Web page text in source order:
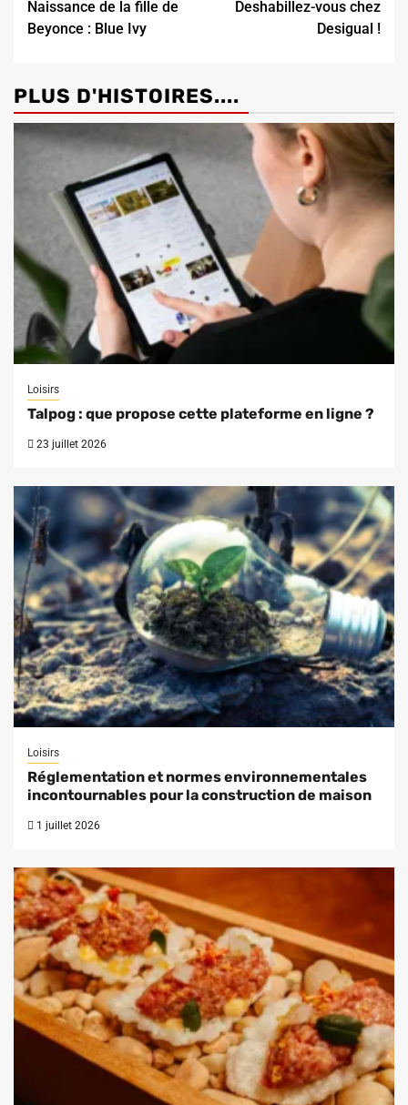
Reading
Naissance de la fille de
Beyonce : Blue Ivy
Deshabillez-vous chez
Desigual !
PLUS D'HISTOIRES....
Loisirs
Talpog : que propose cette plateforme en ligne ?
23 juillet 2026
Loisirs
Réglementation et normes environnementales
incontournables pour la construction de maison
1 juillet 2026